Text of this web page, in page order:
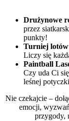
Drużynowe
przez
punkty!
Turniej lotów
Liczy się
Paintball
Czy uda Ci
leśnej
Nie czekajcie –
emocji,
przygody,